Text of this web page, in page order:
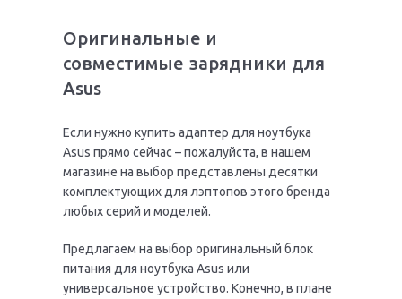
Оригинальные и
совместимые зарядники для
Asus
Если нужно купить адаптер для ноутбука
Asus прямо сейчас – пожалуйста, в нашем
магазине на выбор представлены десятки
комплектующих для лэптопов этого бренда
любых серий и моделей.
Предлагаем на выбор оригинальный блок
питания для ноутбука Asus или
универсальное устройство. Конечно, в плане